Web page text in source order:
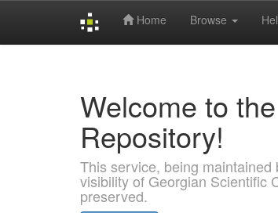
Home Browse
Welcome to
Repository!
This service, being
visibility of Georgian Scientific
preserved.